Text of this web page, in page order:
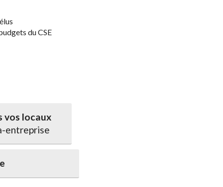
du CSE
vos locaux
entreprise